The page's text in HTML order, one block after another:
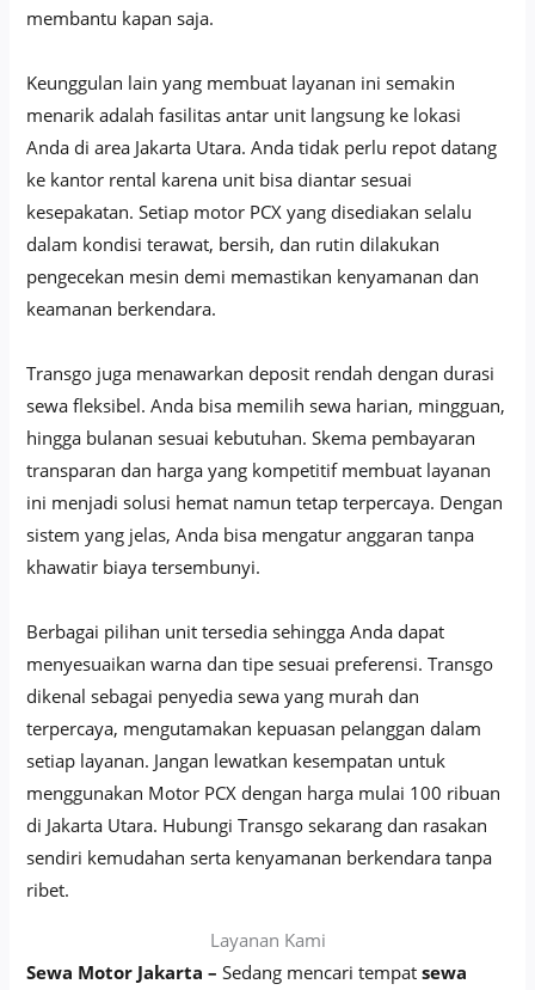
membantu kapan saja.
Keunggulan lain yang membuat layanan ini semakin
menarik adalah fasilitas antar unit langsung ke lokasi
Anda di area Jakarta Utara. Anda tidak perlu repot datang
ke kantor rental karena unit bisa diantar sesuai
kesepakatan. Setiap motor PCX yang disediakan selalu
dalam kondisi terawat, bersih, dan rutin dilakukan
pengecekan mesin demi memastikan kenyamanan dan
keamanan berkendara.
Transgo juga menawarkan deposit rendah dengan durasi
sewa fleksibel. Anda bisa memilih sewa harian, mingguan,
hingga bulanan sesuai kebutuhan. Skema pembayaran
transparan dan harga yang kompetitif membuat layanan
ini menjadi solusi hemat namun tetap terpercaya. Dengan
sistem yang jelas, Anda bisa mengatur anggaran tanpa
khawatir biaya tersembunyi.
Berbagai pilihan unit tersedia sehingga Anda dapat
menyesuaikan warna dan tipe sesuai preferensi. Transgo
dikenal sebagai penyedia sewa yang murah dan
terpercaya, mengutamakan kepuasan pelanggan dalam
setiap layanan. Jangan lewatkan kesempatan untuk
menggunakan Motor PCX dengan harga mulai 100 ribuan
di Jakarta Utara. Hubungi Transgo sekarang dan rasakan
sendiri kemudahan serta kenyamanan berkendara tanpa
ribet.
Layanan Kami
Sewa Motor Jakarta – Sedang mencari tempatsewa